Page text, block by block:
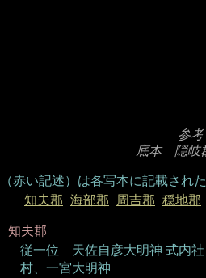
参考
底本 隠岐
（赤い記述） は各写本に記載され
知夫郡 海部郡 周吉郡 穏地郡
知夫郡
従一位 天佐自彦大明神 式内
村、一宮大明神